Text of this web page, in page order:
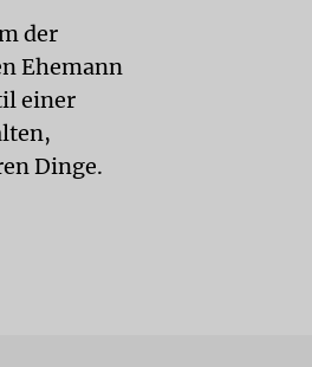
der
Ehemann
einer
Dinge.